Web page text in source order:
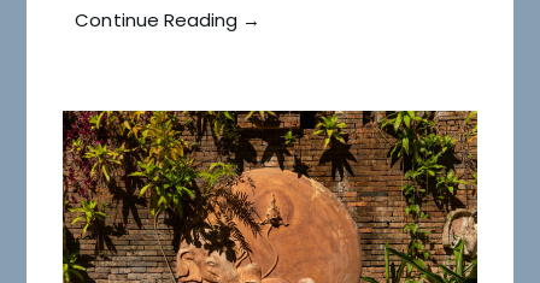
Continue Reading →